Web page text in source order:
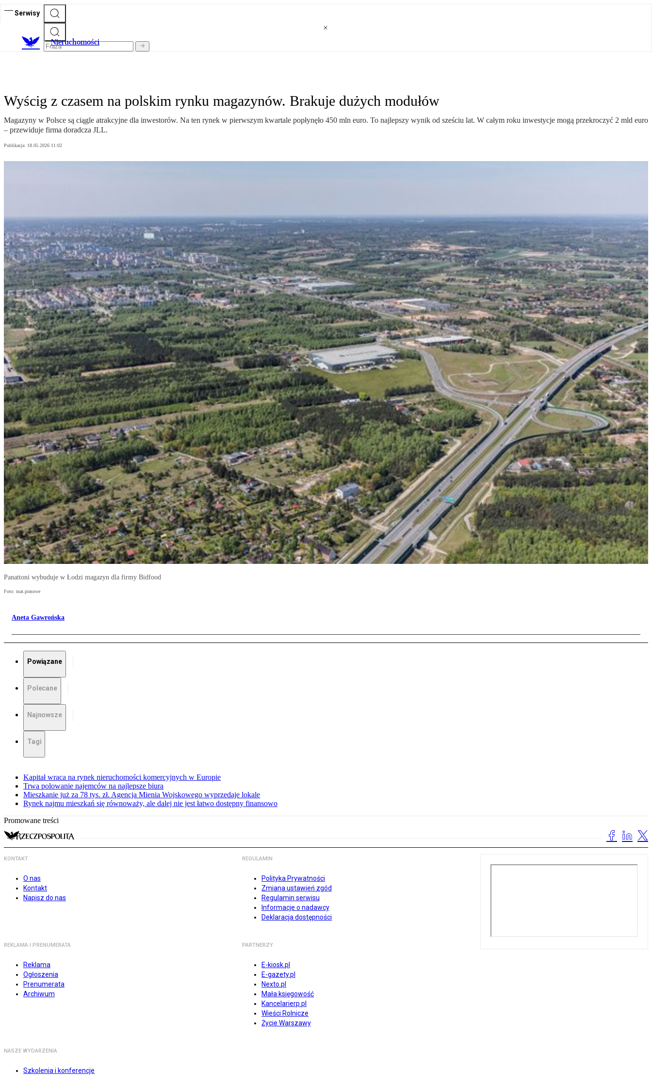
Serwisy
Nieruchomości
Wyścig z czasem na polskim rynku magazynów. Brakuje dużych modułów
Magazyny w Polsce są ciągle atrakcyjne dla inwestorów. Na ten rynek w pierwszym kwartale popłynęło 450 mln euro. To najlepszy wynik od sześciu lat. W całym roku inwestycje mogą przekroczyć 2 mld euro
– przewiduje firma doradcza JLL.
Publikacja: 18.05.2026 11:02
Panattoni wybuduje w Łodzi magazyn dla firmy Bidfood
Foto: mat.prasowe
Aneta Gawrońska
Powiązane
Polecane
Najnowsze
Tagi
Kapitał wraca na rynek nieruchomości komercyjnych w Europie
Trwa polowanie najemców na najlepsze biura
Mieszkanie już za 78 tys. zł. Agencja Mienia Wojskowego wyprzedaje lokale
Rynek najmu mieszkań się równoważy, ale dalej nie jest łatwo dostępny finansowo
Promowane treści
KONTAKT
O nas
Kontakt
Napisz do nas
REGULAMIN
Polityka Prywatności
Zmiana ustawień zgód
Regulamin serwisu
Informacje o nadawcy
Deklaracja dostępności
REKLAMA I PRENUMERATA
Reklama
Ogłoszenia
Prenumerata
Archiwum
PARTNERZY
E-kiosk.pl
E-gazety.pl
Nexto.pl
Mała księgowość
Kancelarierp.pl
Wieści Rolnicze
Życie Warszawy
NASZE WYDARZENIA
Szkolenia i konferencje